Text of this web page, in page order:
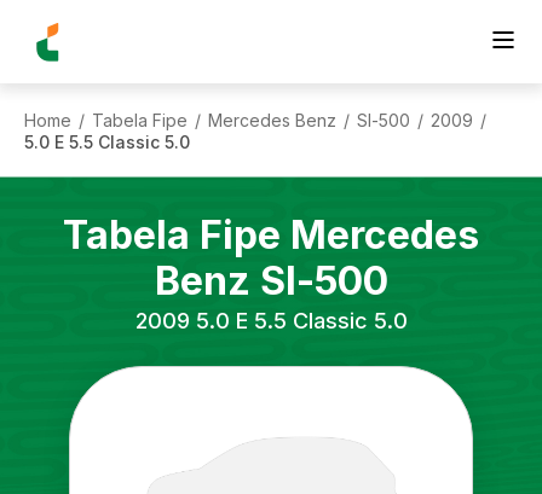
Home / Tabela Fipe / Mercedes Benz / Sl-500 / 2009 /
5.0 E 5.5 Classic 5.0
Tabela Fipe Mercedes
Benz Sl-500
2009 5.0 E 5.5 Classic 5.0